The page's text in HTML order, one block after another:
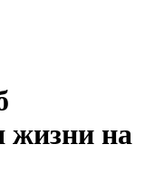
жизни на